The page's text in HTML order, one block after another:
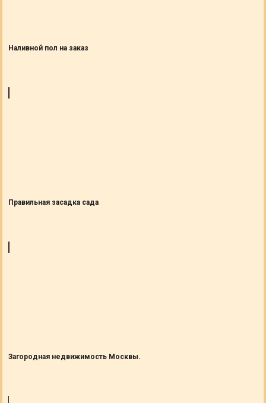
Наливной пол на заказ
Правильная засадка сада
Загородная недвижимость Москвы.